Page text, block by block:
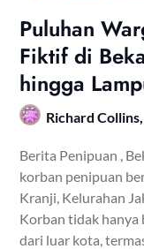
Puluhan
Fiktif di
hingga
Richard Collins,
Berita Penipuan ,
korban penipuan
Kranji, Kelurahan
Korban tidak hanya
dari luar kota,